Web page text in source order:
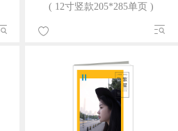
( 12寸竖款205*285单页 )